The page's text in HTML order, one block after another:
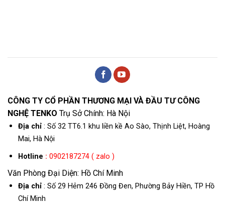
CÔNG TY CỔ PHẦN THƯƠNG MẠI VÀ ĐẦU TƯ CÔNG
NGHỆ TENKO Trụ Sở Chính: Hà Nội
Địa chỉ: Số 32 TT6.1 khu liền kề Ao Sào, Thịnh Liệt, Hoàng
Mai, Hà Nội
Hotline : 0902187274 ( zalo )
Văn Phòng Đại Diện: Hồ Chí Minh
Địa chỉ: Số 29 Hẻm 246 Đồng Đen, Phường Bảy Hiền, TP Hồ
Chí Minh